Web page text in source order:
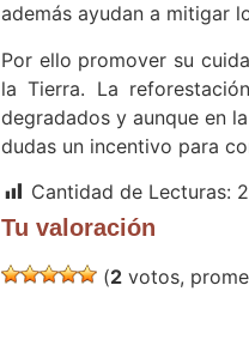
además ayudan a mitigar
Por ello promover su
la Tierra. La
degradados y aunque en
dudas un incentivo para
Cantidad de Lecturas:
Tu valoración
(2 votos,